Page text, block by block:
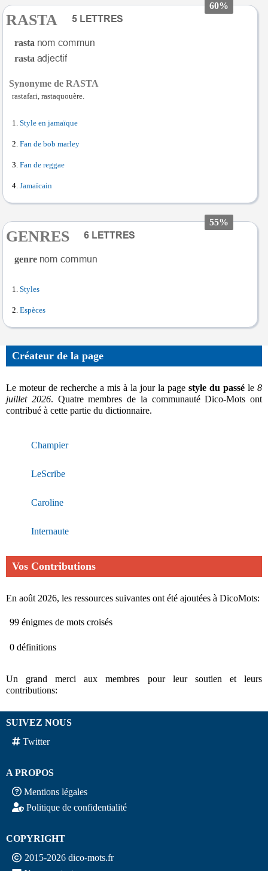
60%
RASTA
rasta
rasta
Synonyme de RASTA
rastafari, rastaquouère.
Style en jamaïque
Fan de bob marley
Fan de reggae
Jamaïcain
55%
GENRES
genre
Styles
Espèces
Créateur de la page
Le moteur de recherche a mis à la jour la page style du passé le 8
juillet 2026. Quatre membres de la communauté Dico-Mots ont
contribué à cette partie du dictionnaire.
Champier
LeScribe
Caroline
Internaute
Vos Contributions
En août 2026, les ressources suivantes ont été ajoutées à DicoMots:
99 énigmes de mots croisés
0 définitions
Un grand merci aux membres pour leur soutien et leurs
contributions:
SUIVEZ NOUS
Twitter
A PROPOS
Mentions légales
Politique de confidentialité
COPYRIGHT
2015-2026 dico-mots.fr